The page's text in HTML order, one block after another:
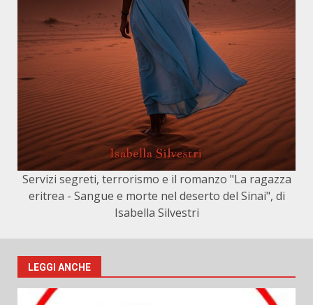
Servizi segreti, terrorismo e il romanzo "La ragazza
eritrea - Sangue e morte nel deserto del Sinai", di
Isabella Silvestri
LEGGI ANCHE